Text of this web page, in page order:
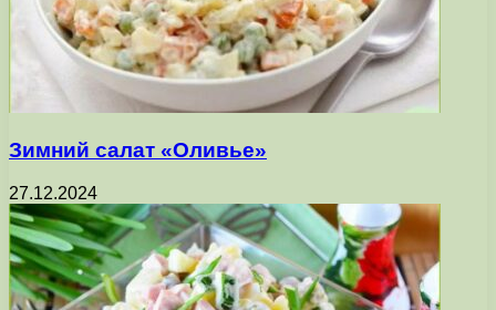
Зимний салат «Оливье»
27.12.2024